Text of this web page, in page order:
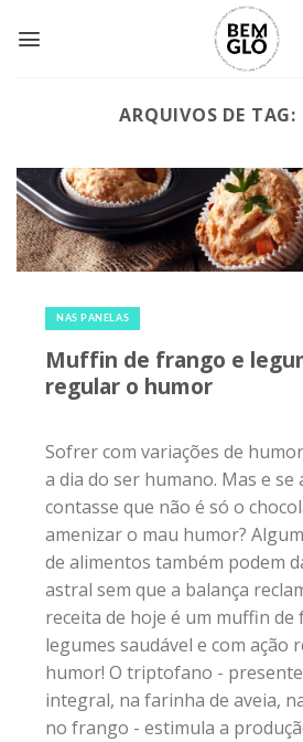
ARQUIVOS DE TAG:
NAS PANELAS
Muffin de frango e
regular o humor
Sofrer com variações de
a dia do ser humano. Mas e se
contasse que não é só o
amenizar o mau humor?
de alimentos também podem
astral sem que a balança
receita de hoje é um muffin de
legumes saudável e com ação
humor! O triptofano -
integral, na farinha de aveia,
no frango - estimula a